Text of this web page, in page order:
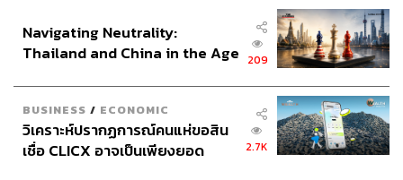
ABOUT THE AUTHOR
Navigating Neutrality:
Thailand and China in the Age
209
BUSINESS / ECONOMIC
วิเคราะห์ปรากฏการณ์คนแห่ขอสิน
เชื่อ CLICX อาจเป็นเพียงยอด
2.7K